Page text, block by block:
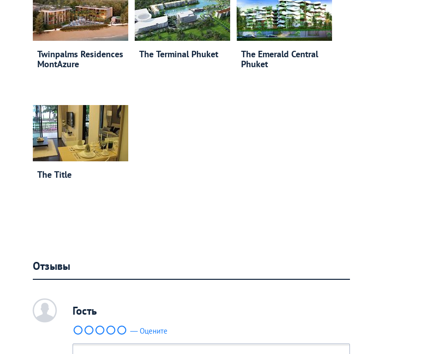
Twinpalms Residences
MontAzure
The Terminal Phuket
The Emerald Central
Phuket
The Title
Отзывы
c Гость
— Оцените